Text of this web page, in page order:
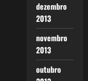
dezembro
2013
novembro
2013
outubro